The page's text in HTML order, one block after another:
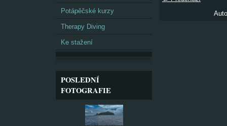
Potápěčské kurzy
Therapy Diving
Ke stažení
POSLEDNÍ
FOTOGRAFIE